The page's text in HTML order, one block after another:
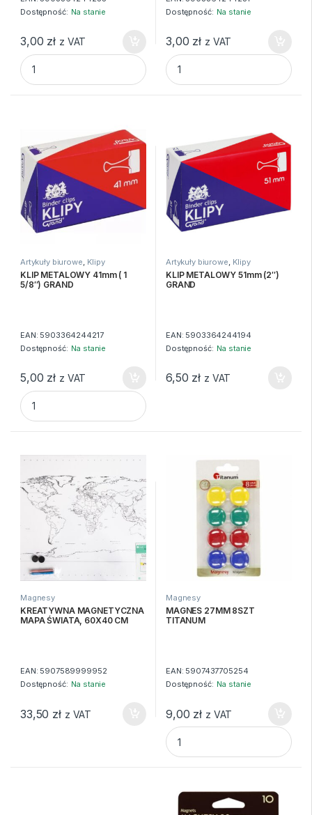
Dostępność: Na stanie
3,00 zł z VAT
KLIP METALOWY 25mm (1") GRAND quantity
Dostępność: Na stanie
3,00 zł z VAT
KLIP METALOWY 32mm (1 1/
Artykuły biurowe Klipy
KLIP METALOWY 41mm ( 1
5/8″) GRAND
EAN: 5903364244217
Dostępność: Na stanie
5,00 zł z VAT
KLIP METALOWY 41mm ( 1 5/8") GRAND quantity
Artykuły biurowe Klipy
KLIP METALOWY 51mm (2″)
GRAND
EAN: 5903364244194
Dostępność: Na stanie
6,50 zł z VAT
Magnesy
KREATYWNA MAGNETYCZNA
MAPA ŚWIATA, 60X40 CM
EAN: 5907589999952
Dostępność: Na stanie
33,50 zł z VAT
Magnesy
MAGNES 27MM 8SZT
TITANUM
EAN: 5907437705254
Dostępność: Na stanie
9,00 zł z VAT
MAGNES 27MM 8SZT